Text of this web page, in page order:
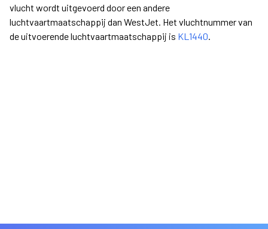
vlucht wordt uitgevoerd door een andere
luchtvaartmaatschappij dan WestJet. Het vluchtnummer van
de uitvoerende luchtvaartmaatschappij is KL1440.